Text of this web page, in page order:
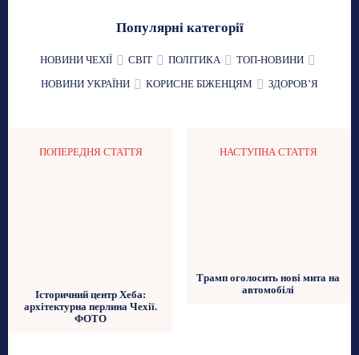
Популярні категорії
НОВИНИ ЧЕХІЇ СВІТ ПОЛІТИКА
ТОП-НОВИНИ
НОВИНИ УКРАЇНИ
КОРИСНЕ БІЖЕНЦЯМ ЗДОРОВʼЯ
ПОПЕРЕДНЯ СТАТТЯ
Історичний центр Хеба:
архітектурна перлина Чехії.
ФОТО
НАСТУПНА СТАТТЯ
Трамп оголосить нові мита на
автомобілі